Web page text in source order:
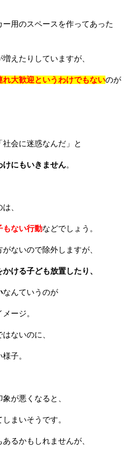
用のスペースを作ってあった
えたりしていますが、
大歓迎というわけでもないのが
会に迷惑なんだ」と
けにもいきません。
、
もない行動などでしょう。
ないので除外しますが、
ける子ども放置したり、
なんていうのが
ージ。
ないのに、
子。
が悪くなると、
まいそうです。
るかもしれませんが、